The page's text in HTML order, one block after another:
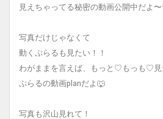
見えちゃってる秘密の動画公開中だよ
写真だけじゃなくて
動くぷらるも見たい！！
わがままを言えば、もっと♡もっも♡見
ぷらるの動画planだよ🐺
写真も沢山見れて！